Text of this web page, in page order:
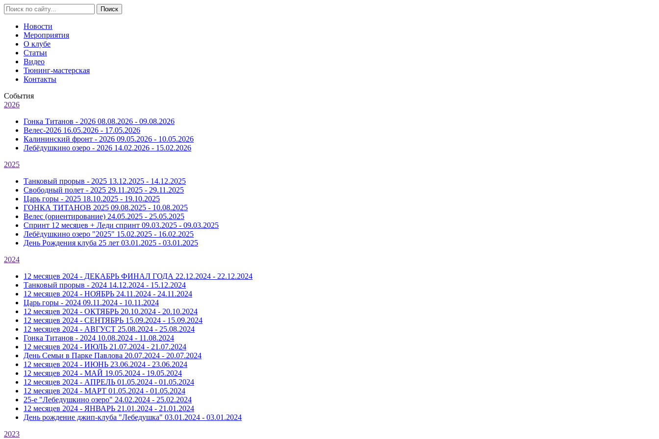
Новости
Мероприятия
О клубе
Статьи
Видео
Тюнинг-мастерская
Контакты
События
2026
Гонка Титанов - 2026 08.08.2026 - 09.08.2026
Велес-2026 16.05.2026 - 17.05.2026
Калининский фронт - 2026 09.05.2026 - 10.05.2026
Лебёдушкино озеро - 2026 14.02.2026 - 15.02.2026
2025
Танковый прорыв - 2025 13.12.2025 - 14.12.2025
Свободный полет - 2025 29.11.2025 - 29.11.2025
Царь горы - 2025 18.10.2025 - 19.10.2025
ГОНКА ТИТАНОВ 2025 09.08.2025 - 10.08.2025
Велес (ориентирование) 24.05.2025 - 25.05.2025
Спринт 12 месяцев + Леди спринт 09.03.2025 - 09.03.2025
Лебёдушкино озеро "2025" 15.02.2025 - 16.02.2025
День Рождения клуба 25 лет 03.01.2025 - 03.01.2025
2024
12 месяцев 2024 - ДЕКАБРЬ ФИНАЛ ГОДА 22.12.2024 - 22.12.2024
Танковый прорыв - 2024 14.12.2024 - 15.12.2024
12 месяцев 2024 - НОЯБРЬ 24.11.2024 - 24.11.2024
Царь горы - 2024 09.11.2024 - 10.11.2024
12 месяцев 2024 - ОКТЯБРЬ 20.10.2024 - 20.10.2024
12 месяцев 2024 - СЕНТЯБРЬ 15.09.2024 - 15.09.2024
12 месяцев 2024 - АВГУСТ 25.08.2024 - 25.08.2024
Гонка Титанов - 2024 10.08.2024 - 11.08.2024
12 месяцев 2024 - ИЮЛЬ 21.07.2024 - 21.07.2024
День Семьи в Парке Павлова 20.07.2024 - 20.07.2024
12 месяцев 2024 - ИЮНЬ 23.06.2024 - 23.06.2024
12 месяцев 2024 - МАЙ 19.05.2024 - 19.05.2024
12 месяцев 2024 - АПРЕЛЬ 01.05.2024 - 01.05.2024
12 месяцев 2024 - МАРТ 01.05.2024 - 01.05.2024
25-е "Лебедушкино озеро" 24.02.2024 - 25.02.2024
12 месяцев 2024 - ЯНВАРЬ 21.01.2024 - 21.01.2024
День рождение джип-клуба "Лебедушка" 03.01.2024 - 03.01.2024
2023